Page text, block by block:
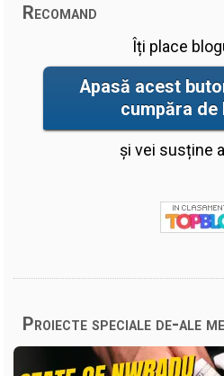
Recomand
Îți place
Apasă acest
cumpăra de
și vei susține
Proiecte speciale de-ale